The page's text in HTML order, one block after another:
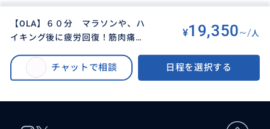
【OLA】６０分 マラソンや、ハ
イキング後に疲労回復！筋肉痛緩
サージ＋１５分のリフレソロジー
（足のマッサージ）＋筋肉痛緩和
¥19,350~/ 人
チャットで相談 日程を選択する
【OLA】６０分 マラソンや、ハイキング後に疲労回復！筋肉痛緩和ジェル
付き♡ ４５分の全身マッサージ＋１５分のリフレソロジー（足のマッサー
ジ）＋筋肉痛緩和ジェル